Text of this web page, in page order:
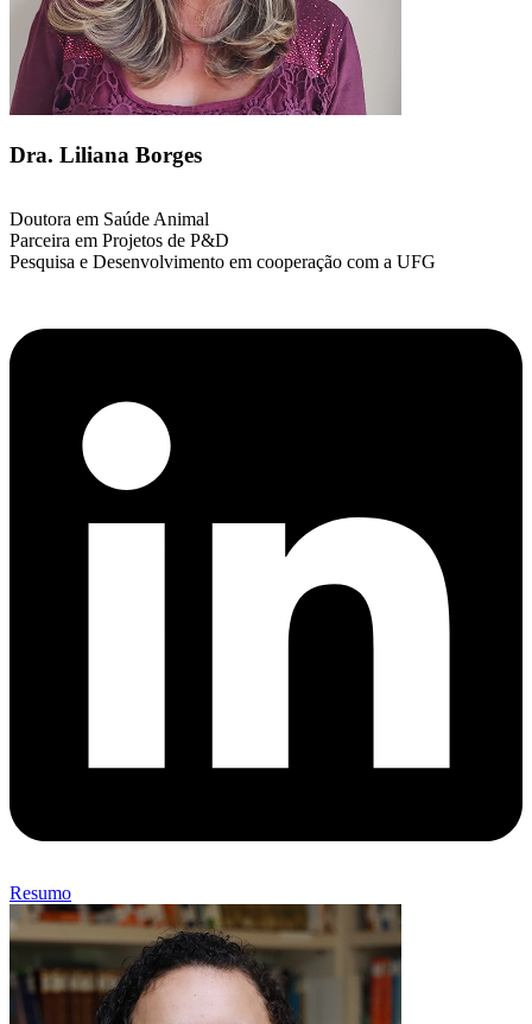
Dra. Liliana Borges
Doutora em Saúde Animal
Parceira em Projetos de P&D
Pesquisa e Desenvolvimento em cooperação com a UFG
Resumo